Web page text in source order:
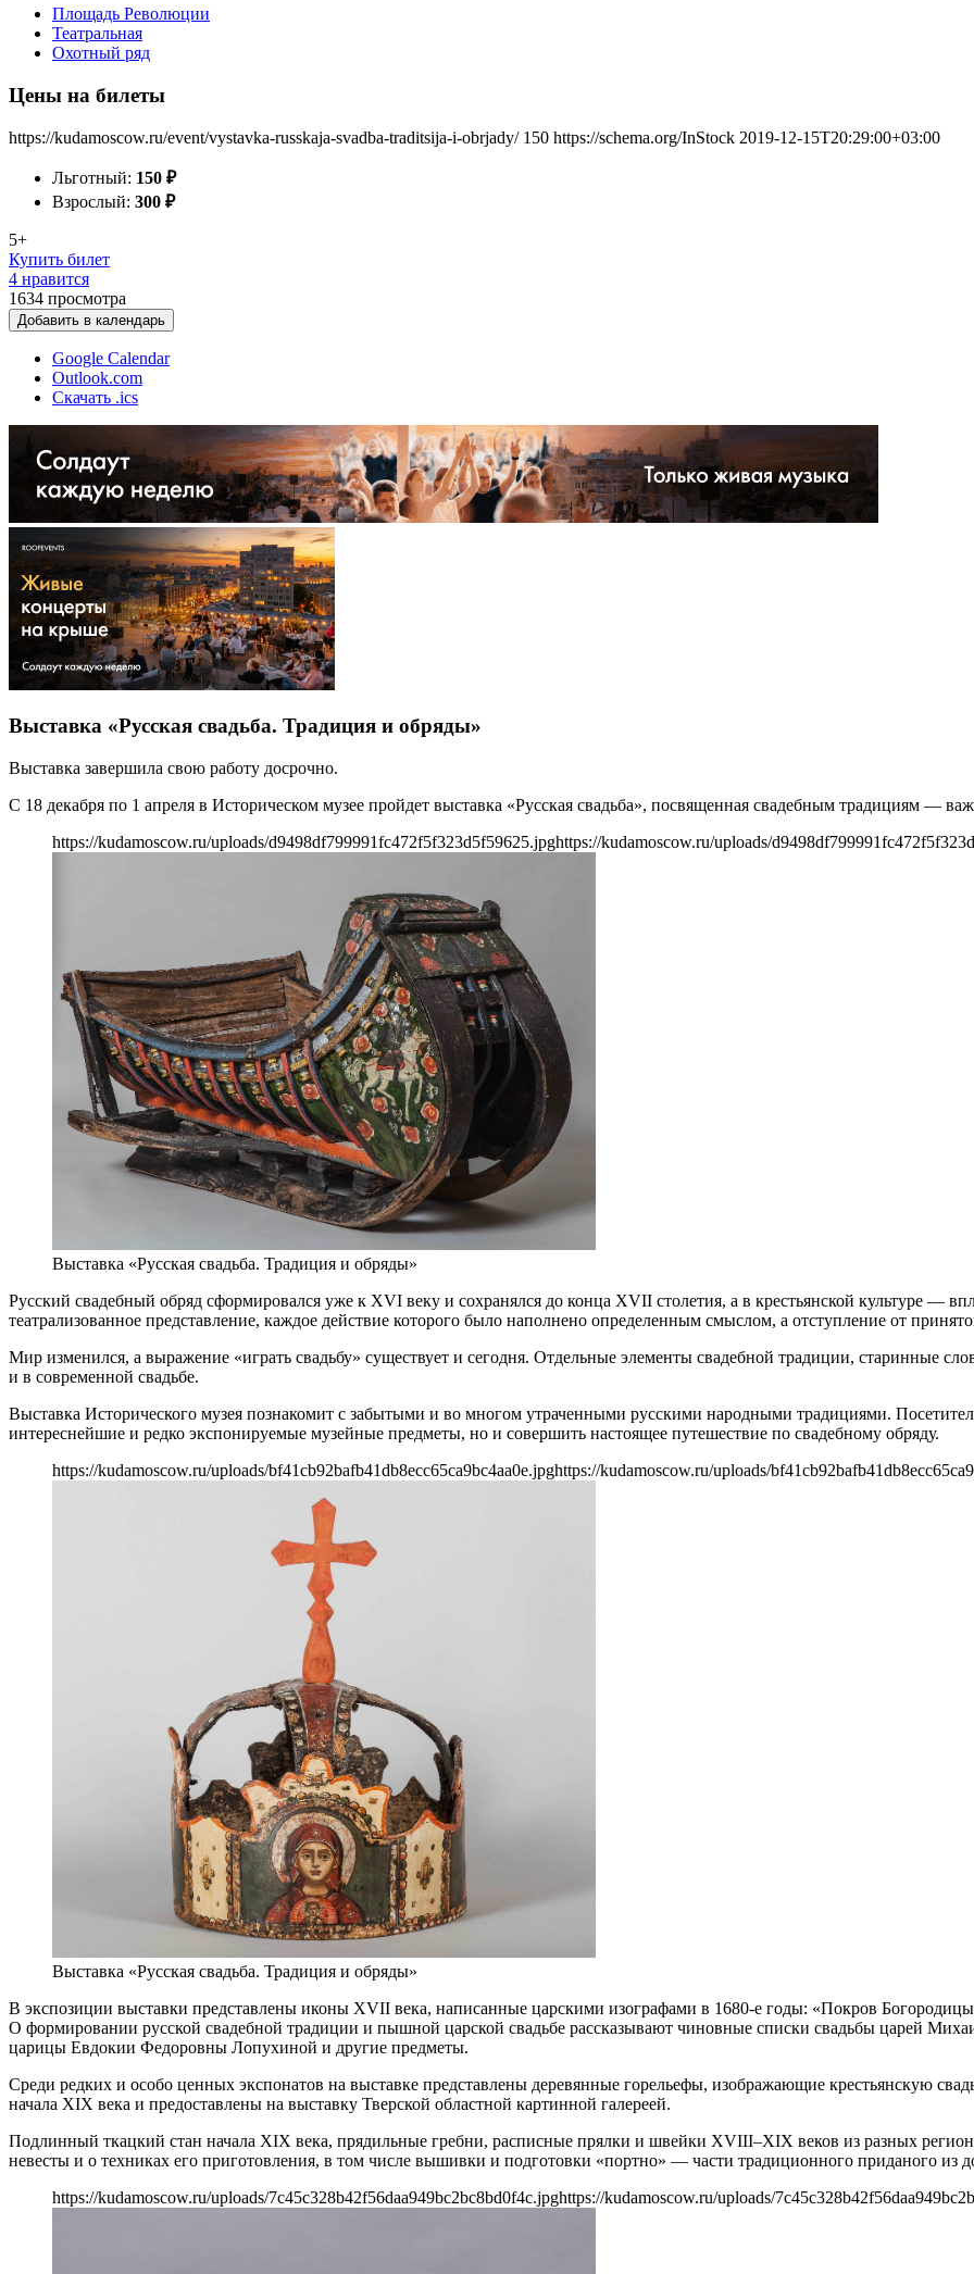
Площадь Революции
Театральная
Охотный ряд
Цены на билеты
https://kudamoscow.ru/event/vystavka-russkaja-svadba-traditsija-i-obrjady/ 150 https://schema.org/InStock 2019-12-15T20:29:00+03:00
Льготный: 150 ₽
Взрослый: 300 ₽
5+
Купить билет
4 нравится
1634 просмотра
Добавить в календарь
Google Calendar
Outlook.com
Скачать .ics
Выставка «Русская свадьба. Традиция и обряды»
Выставка завершила свою работу досрочно.
С 18 декабря по 1 апреля в Историческом музее пройдет выставка «Русская свадьба», посвященная свадебным традициям —
https://kudamoscow.ru/uploads/d9498df799991fc472f5f323d5f59625.jpghttps://kudamoscow.ru/uploads/
Выставка «Русская свадьба. Традиция и обряды»
Русский свадебный обряд сформировался уже к XVI веку и сохранялся до конца XVII столетия, а в крестьянской культуре —
театрализованное представление, каждое действие которого было наполнено определенным смыслом, а отступление от
Мир изменился, а выражение «играть свадьбу» существует и сегодня. Отдельные элементы свадебной традиции, старинные
и в современной свадьбе.
Выставка Исторического музея познакомит с забытыми и во многом утраченными русскими народными традициями.
интереснейшие и редко экспонируемые музейные предметы, но и совершить настоящее путешествие по свадебному обряду.
https://kudamoscow.ru/uploads/bf41cb92bafb41db8ecc65ca9bc4aa0e.jpghttps://kudamoscow.ru/uploads/
Выставка «Русская свадьба. Традиция и обряды»
В экспозиции выставки представлены иконы XVII века, написанные царскими изографами в 1680‐е годы: «Покров
О формировании русской свадебной традиции и пышной царской свадьбе рассказывают чиновные списки свадьбы царей
царицы Евдокии Федоровны Лопухиной и другие предметы.
Среди редких и особо ценных экспонатов на выставке представлены деревянные горельефы, изображающие крестьянскую
начала XIX века и предоставлены на выставку Тверской областной картинной галереей.
Подлинный ткацкий стан начала XIX века, прядильные гребни, расписные прялки и швейки XVIII–XIX веков из разных
невесты и о техниках его приготовления, в том числе вышивки и подготовки «портно» — части традиционного приданого из
https://kudamoscow.ru/uploads/7c45c328b42f56daa949bc2bc8bd0f4c.jpghttps://kudamoscow.ru/uploads/